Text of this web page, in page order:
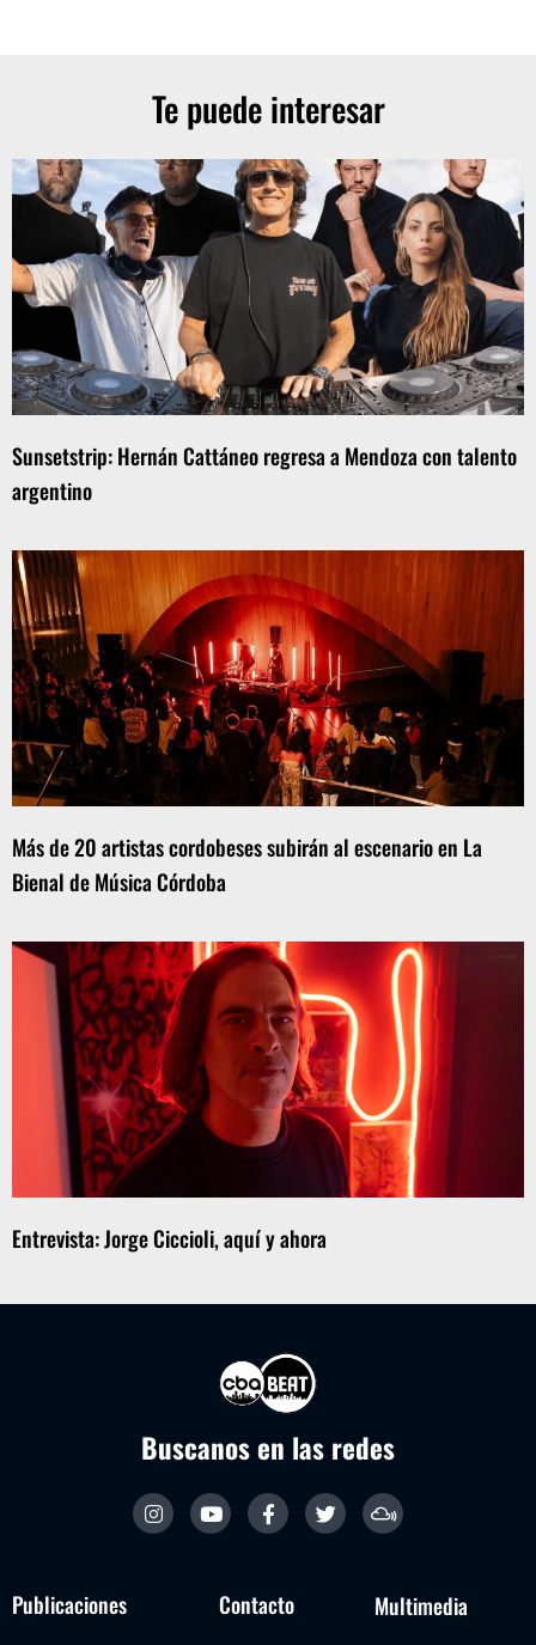
Te puede interesar
Sunsetstrip: Hernán Cattáneo regresa a Mendoza con talento
argentino
Más de 20 artistas cordobeses subirán al escenario en La
Bienal de Música Córdoba
Entrevista: Jorge Ciccioli, aquí y ahora
Buscanos en las redes
Publicaciones Contacto Multimedia